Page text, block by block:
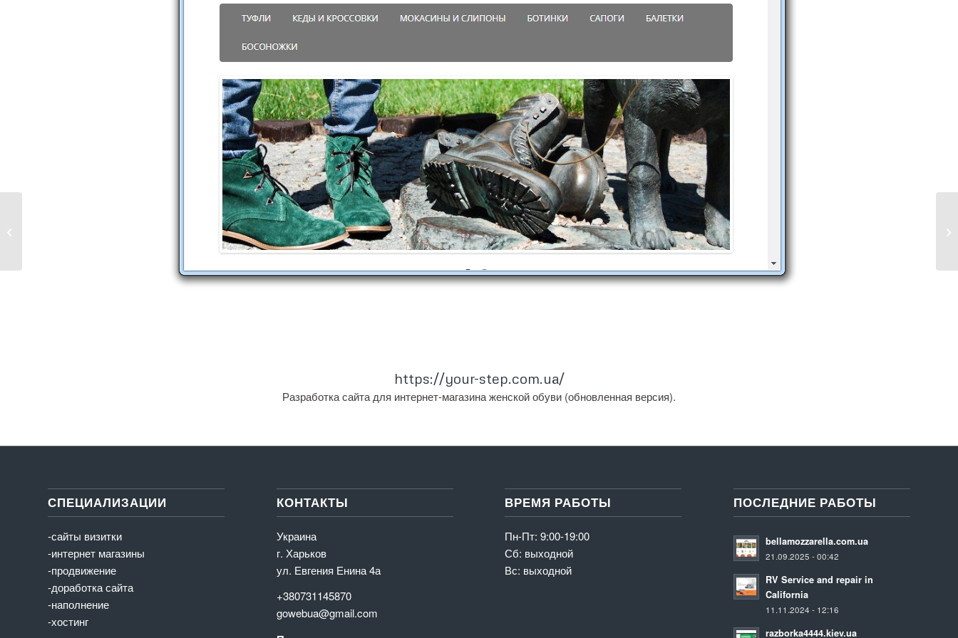
https://your-step.com.ua/
Разработка сайта для интернет-магазина женской обуви (обновленная версия).
СПЕЦИАЛИЗАЦИИ
-сайты визитки
-интернет магазины
-продвижение
-доработка сайта
-наполнение
-хостинг
КОНТАКТЫ
Украина
г. Харьков
ул. Евгения Енина 4а
+380731145870
gowebua@gmail.com
ВРЕМЯ РАБОТЫ
Пн-Пт: 9:00-19:00
Сб: выходной
Вс: выходной
ПОСЛЕДНИЕ РАБОТЫ
bellamozzarella.com.ua
21.09.2025 - 00:42
RV Service and repair in
California
11.11.2024 - 12:16
razborka4444.kiev.ua